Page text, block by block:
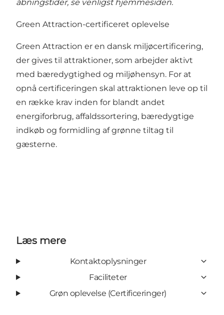
åbningstider, se venligst hjemmesiden.
Green Attraction-certificeret oplevelse
Green Attraction er en dansk miljøcertificering,
der gives til attraktioner, som arbejder aktivt
med bæredygtighed og miljøhensyn. For at
opnå certificeringen skal attraktionen leve op til
en række krav inden for blandt andet
energiforbrug, affaldssortering, bæredygtige
indkøb og formidling af grønne tiltag til
gæsterne.
Læs mere
Kontaktoplysninger
Faciliteter
Grøn oplevelse (Certificeringer)